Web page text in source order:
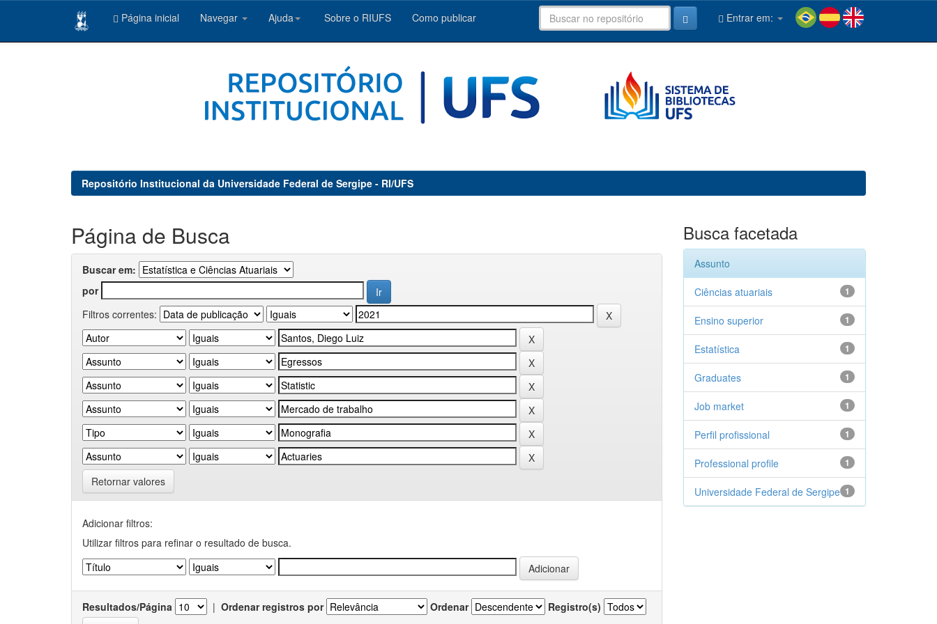
Página inicial Navegar Ajuda Sobre o RIUFS Como publicar Entrar em:
Repositório Institucional da Universidade Federal de Sergipe - RI/UFS
Página de Busca
Buscar em:
por
Filtros correntes:
Retornar valores
Adicionar filtros:
Utilizar filtros para refinar o resultado de busca.
Resultados/Página | Ordenar registros por Ordenar Registro(s)
Busca facetada
Assunto
1
Ciências atuariais
1
Ensino superior
1
Estatística
1
Graduates
1
Job market
1
Perfil profissional
1
Professional profile
1
Universidade Federal de Sergipe